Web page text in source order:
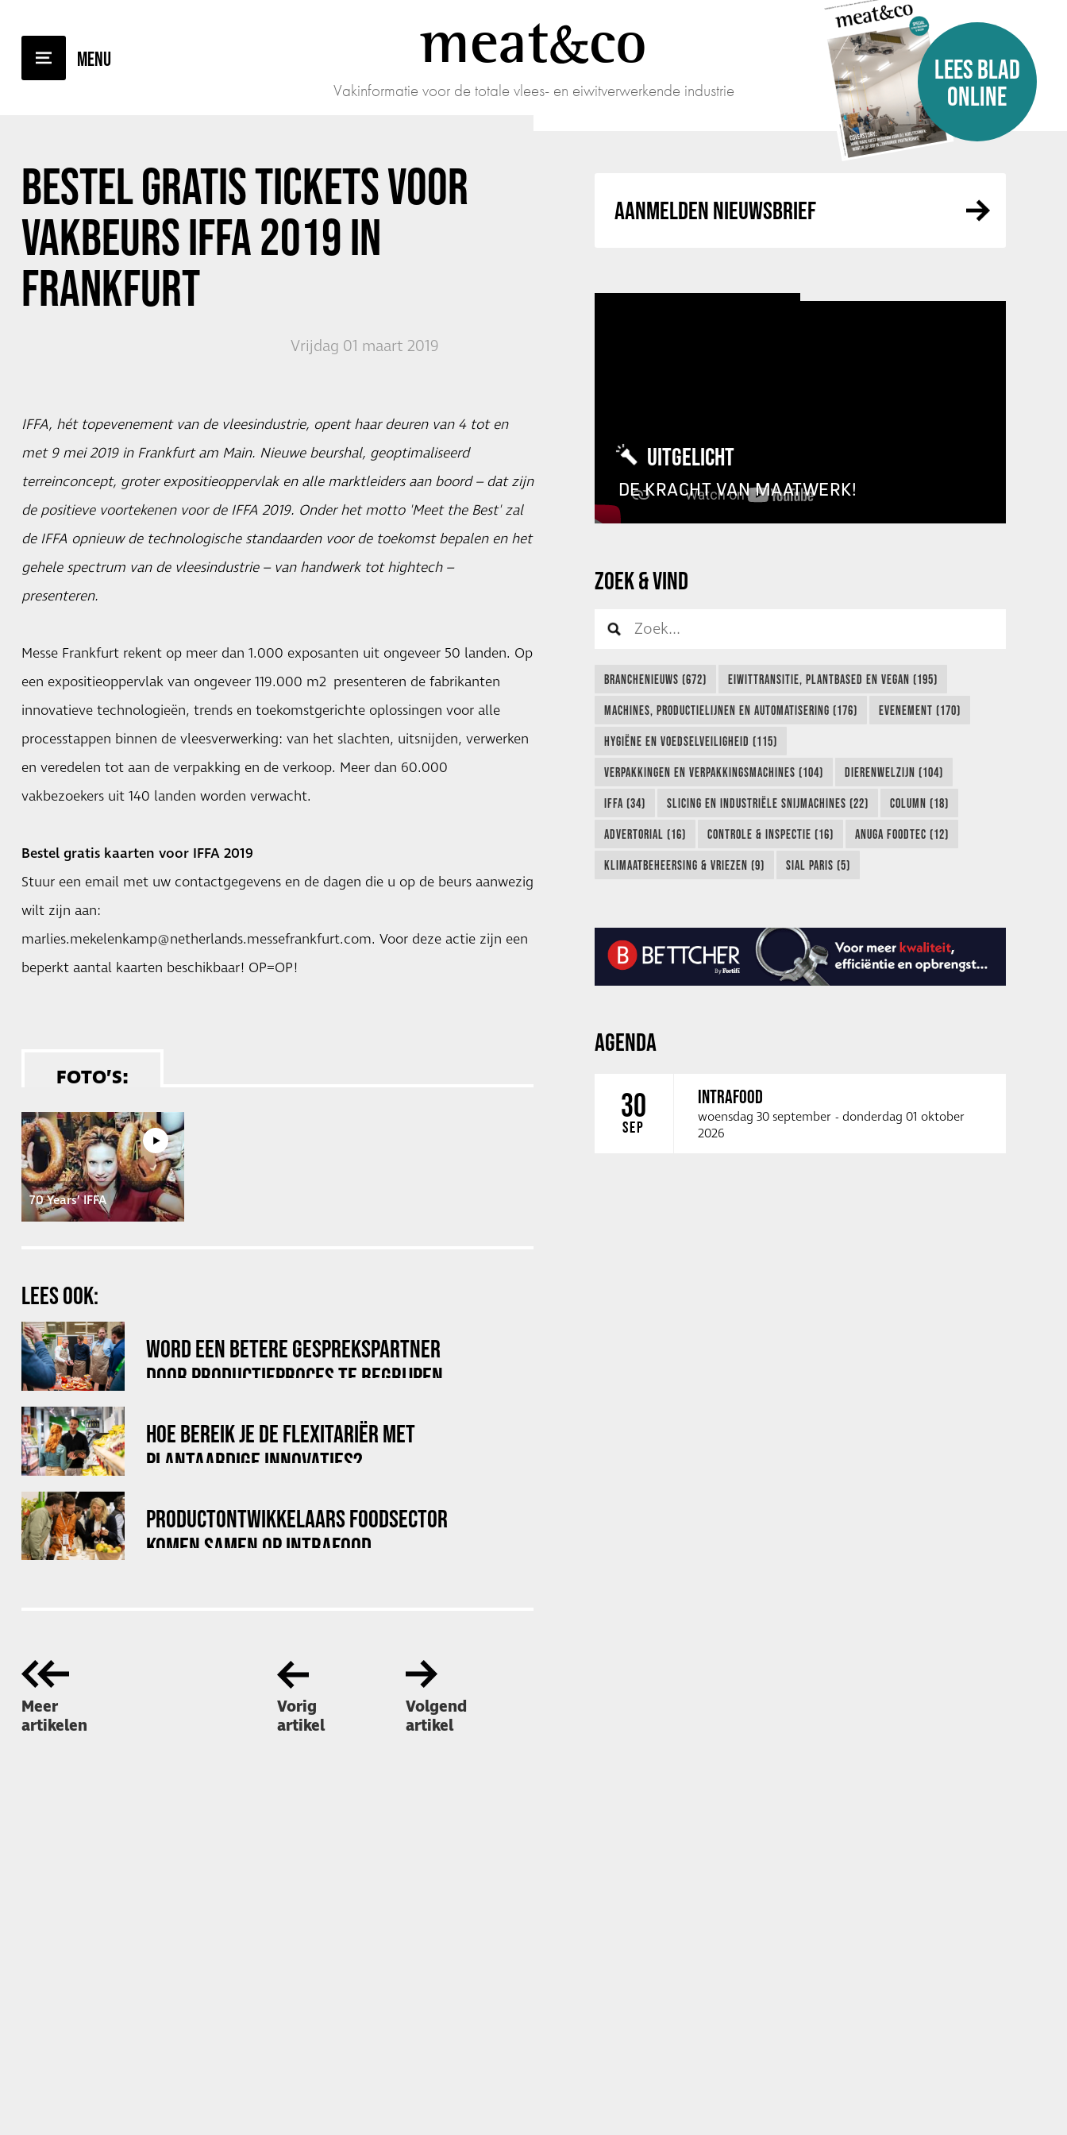
meatco
Vakinformatie voor de totale vlees- en eiwitverwerkende industrie
LEES BLAD
ONLINE
BESTEL GRATIS TICKETS VOOR
VAKBEURS IFFA 2019 IN
FRANKFURT
Vrijdag 01 maart 2019
IFFA, hét topevenement van de vleesindustrie, opent haar deuren van 4 tot en
met 9 mei 2019 in Frankfurt am Main. Nieuwe beurshal, geoptimaliseerd
terreinconcept, groter expositieoppervlak en alle marktleiders aan boord – dat zijn
de positieve voortekenen voor de IFFA 2019. Onder het motto 'Meet the Best' zal
de IFFA opnieuw de technologische standaarden voor de toekomst bepalen en het
gehele spectrum van de vleesindustrie – van handwerk tot hightech –
presenteren.
Messe Frankfurt rekent op meer dan 1.000 exposanten uit ongeveer 50 landen. Op
een expositieoppervlak van ongeveer 119.000 m2 presenteren de fabrikanten
innovatieve technologieën, trends en toekomstgerichte oplossingen voor alle
processtappen binnen de vleesverwerking: van het slachten, uitsnijden, verwerken
en veredelen tot aan de verpakking en de verkoop. Meer dan 60.000
vakbezoekers uit 140 landen worden verwacht.
Bestel gratis kaarten voor IFFA 2019
Stuur een email met uw contactgegevens en de dagen die u op de beurs aanwezig
wilt zijn aan:
marlies.mekelenkamp@netherlands.messefrankfurt.com. Voor deze actie zijn een
beperkt aantal kaarten beschikbaar! OP=OP!
FOTO’S:
70 Years’ IFFA
LEES OOK:
WORD EEN BETERE GESPREKSPARTNER
DOOR PRODUCTIEPROCES TE BEGRIJPEN
HOE BEREIK JE DE FLEXITARIËR MET
PLANTAARDIGE INNOVATIES?
PRODUCTONTWIKKELAARS FOODSECTOR
KOMEN SAMEN OP INTRAFOOD
Meer
artikelen
Vorig
artikel
Volgend
artikel
AANMELDEN NIEUWSBRIEF
UITGELICHT
DE KRACHT VAN MAATWERK!
ZOEK & VIND
BRANCHENIEUWS (672) EIWITTRANSITIE, PLANTBASED EN VEGAN (195)
MACHINES, PRODUCTIELIJNEN EN AUTOMATISERING (176) EVENEMENT (170)
HYGIËNE EN VOEDSELVEILIGHEID (115)
VERPAKKINGEN EN VERPAKKINGSMACHINES (104) DIERENWELZIJN (104)
IFFA (34) SLICING EN INDUSTRIËLE SNIJMACHINES (22) COLUMN (18)
ADVERTORIAL (16) CONTROLE & INSPECTIE (16) ANUGA FOODTEC (12)
KLIMAATBEHEERSING & VRIEZEN (9) SIAL PARIS (5)
AGENDA
30
SEP
INTRAFOOD
woensdag 30 september - donderdag 01 oktober
2026